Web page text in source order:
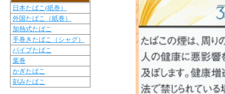
日本たばこ(紙巻）
外国たばこ（紙巻）
加熱式たばこ
手巻きたばこ（シャグ）
パイプたばこ
葉巻
かぎたばこ
刻みたばこ